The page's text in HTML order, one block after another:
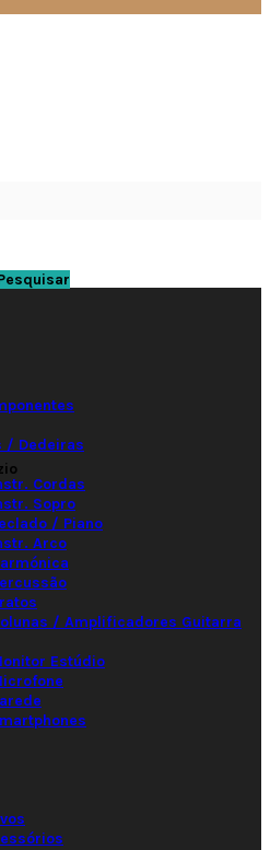
/ Dedeiras
Cordas
Sopro
/ Piano
Arco
/ Amplificadores Guitarra
Estúdio